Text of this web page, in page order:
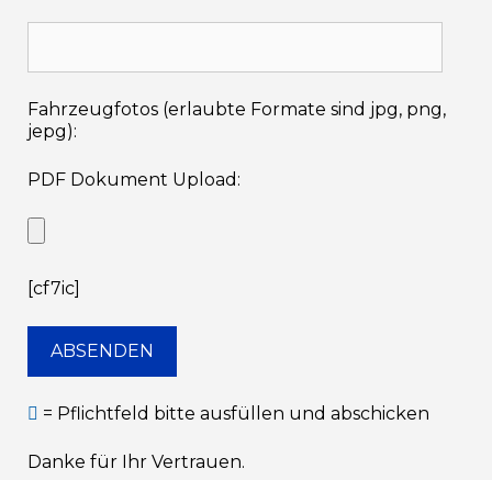
Fahrzeugfotos (erlaubte Formate sind jpg, png,
jepg):
PDF Dokument Upload:
[cf7ic]
= Pflichtfeld bitte ausfüllen und abschicken
Danke für Ihr Vertrauen.